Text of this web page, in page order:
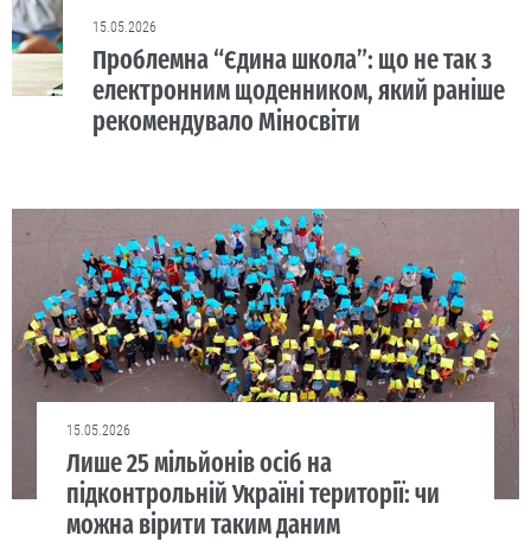
15.05.2026
Проблемна “Єдина школа”: що не так з
електронним щоденником, який раніше
рекомендувало Міносвіти
15.05.2026
Лише 25 мільйонів осіб на
підконтрольній Україні території: чи
можна вірити таким даним